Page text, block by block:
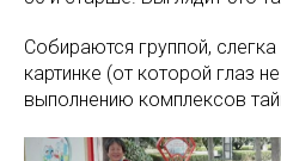
Собираются группой,
картинке (от которой глаз
выполнению комплексов